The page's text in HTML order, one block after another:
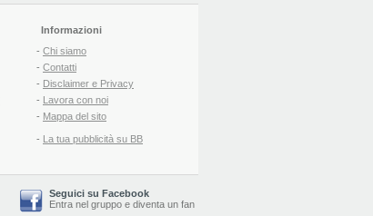
Informazioni
- Chi siamo
- Contatti
- Disclaimer e Privacy
- Lavora con noi
- Mappa del sito
- La tua pubblicità su BB
Seguici su Facebook
Entra nel gruppo e diventa un fan